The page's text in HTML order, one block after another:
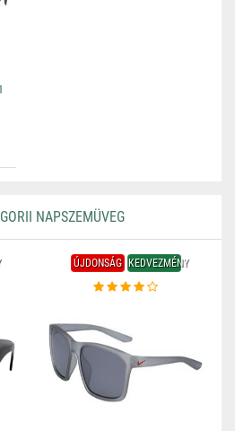
NAPSZEMÜVEG
ÚJDONSÁG KEDVEZMÉNY